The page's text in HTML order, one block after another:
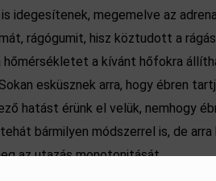
idegesítenek, megemelve az
rágógumit, hisz köztudott a
a kívánt hőfokra
esküsznek arra, hogy ébren
hatást érünk el velük, nemhogy
bármilyen módszerrel is, de
az utazás monotonitását.